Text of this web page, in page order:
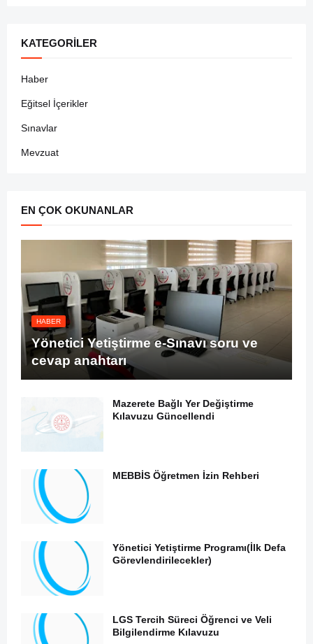
KATEGORILER
Haber
Eğitsel İçerikler
Sınavlar
Mevzuat
EN ÇOK OKUNANLAR
HABER
Yönetici Yetiştirme e-Sınavı soru ve
cevap anahtarı
Mazerete Bağlı Yer Değiştirme
Kılavuzu Güncellendi
MEBBİS Öğretmen İzin Rehberi
Yönetici Yetiştirme Programı(İlk Defa
Görevlendirilecekler)
LGS Tercih Süreci Öğrenci ve Veli
Bilgilendirme Kılavuzu